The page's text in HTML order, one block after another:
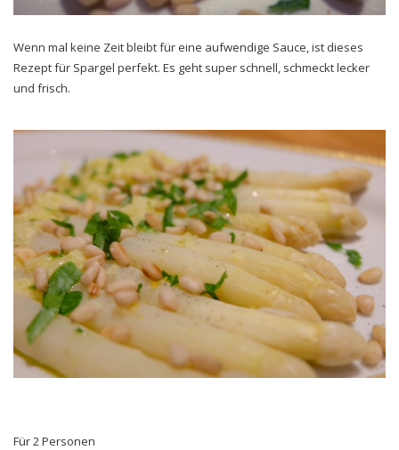
Wenn mal keine Zeit bleibt für eine aufwendige Sauce, ist dieses
Rezept für Spargel perfekt. Es geht super schnell, schmeckt lecker
und frisch.
Für 2 Personen